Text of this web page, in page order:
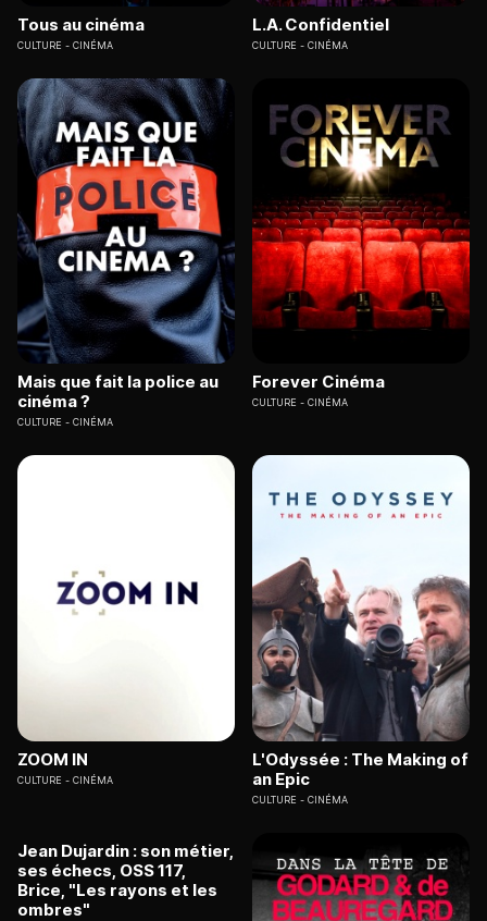
Tous au cinéma
CULTURE CINÉMA
L.A. Confidentiel
CULTURE CINÉMA
Mais que fait la police au
cinéma ?
CULTURE CINÉMA
Forever Cinéma
CULTURE CINÉMA
ZOOM IN
CULTURE CINÉMA
L'Odyssée : The Making of
an Epic
CULTURE CINÉMA
Jean Dujardin : son métier,
ses échecs, OSS 117,
Brice, "Les rayons et les
ombres"